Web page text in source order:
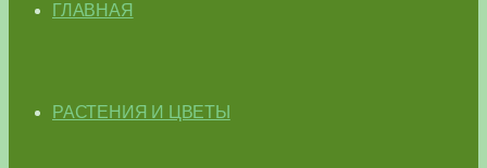
ГЛАВНАЯ
РАСТЕНИЯ И ЦВЕТЫ